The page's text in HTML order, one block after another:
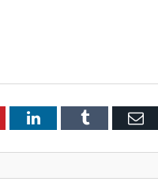
LinkedInTumblr E-